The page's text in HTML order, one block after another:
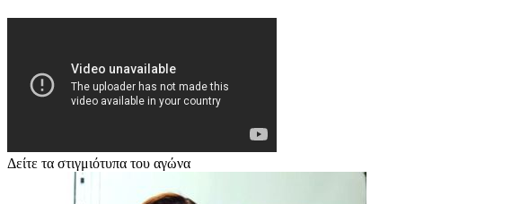
Δείτε τα στιγμιότυπα του αγώνα